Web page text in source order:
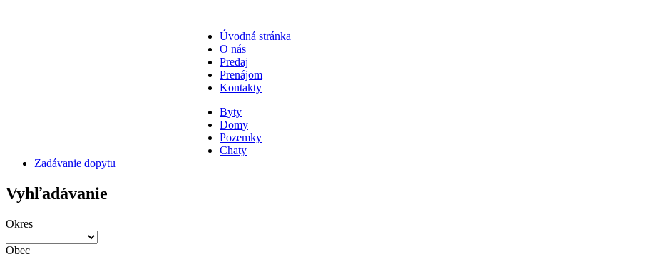
Úvodná stránka
O nás
Predaj
Prenájom
Kontakty
Byty
Domy
Pozemky
Chaty
Zadávanie dopytu
Vyhľadávanie
Okres
Obec